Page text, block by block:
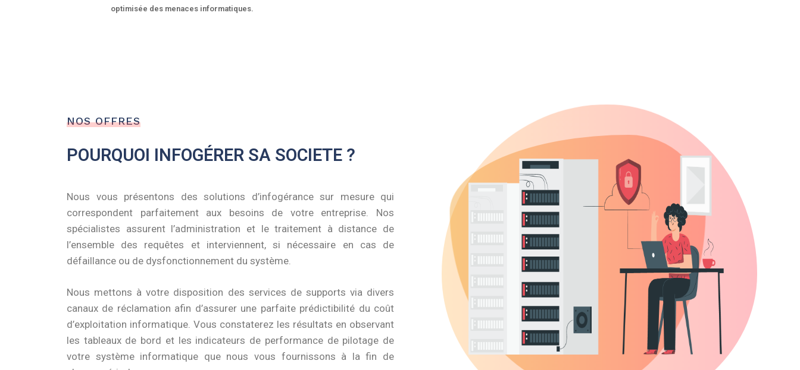
optimisée des menaces informatiques.
NOS OFFRES
POURQUOI INFOGÉRER SA SOCIETE ?
Nous vous présentons des solutions d’infogérance sur mesure qui
correspondent parfaitement aux besoins de votre entreprise. Nos
spécialistes assurent l’administration et le traitement à distance de
l’ensemble des requêtes et interviennent, si nécessaire en cas de
défaillance ou de dysfonctionnement du système.
Nous mettons à votre disposition des services de supports via divers
canaux de réclamation afin d’assurer une parfaite prédictibilité du coût
d’exploitation informatique. Vous constaterez les résultats en observant
les tableaux de bord et les indicateurs de performance de pilotage de
votre système informatique que nous vous fournissons à la fin de